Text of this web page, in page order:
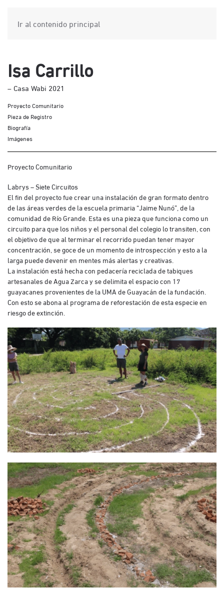
Ir al contenido principal
Isa Carrillo
– Casa Wabi 2021
Proyecto Comunitario
Pieza de Registro
Biografía
Imágenes
Proyecto Comunitario
Labrys – Siete Circuitos
El fin del proyecto fue crear una instalación de gran formato dentro
de las áreas verdes de la escuela primaria “Jaime Nunó”, de la
comunidad de Río Grande. Esta es una pieza que funciona como un
circuito para que los niños y el personal del colegio lo transiten, con
el objetivo de que al terminar el recorrido puedan tener mayor
concentración, se goce de un momento de introspección y esto a la
larga puede devenir en mentes más alertas y creativas.
La instalación está hecha con pedacería reciclada de tabiques
artesanales de Agua Zarca y se delimita el espacio con 17
guayacanes provenientes de la UMA de Guayacán de la fundación.
Con esto se abona al programa de reforestación de esta especie en
riesgo de extinción.